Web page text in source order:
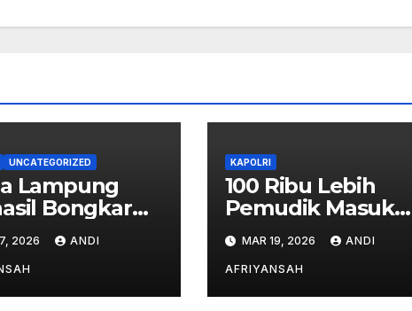
UNCATEGORIZED
Lampung
Bongkar
Narkoba
6
Ganja
2026 ANDI
KAPOLRI
100 Ribu Lebih
Pemudik Masuk
Lampung,
Pengawalan PJR
Dikerahkan, Situasi
Terkendali
MAR 19, 2026 ANDI
AFRIYANSAH